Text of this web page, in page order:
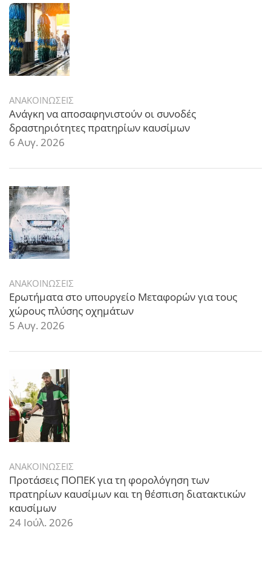
ΑΝΑΚΟΙΝΩΣΕΙΣ
Ανάγκη να αποσαφηνιστούν οι συνοδές
δραστηριότητες πρατηρίων καυσίμων
6 Αυγ. 2026
ΑΝΑΚΟΙΝΩΣΕΙΣ
Ερωτήματα στο υπουργείο Μεταφορών για τους
χώρους πλύσης οχημάτων
5 Αυγ. 2026
ΑΝΑΚΟΙΝΩΣΕΙΣ
Προτάσεις ΠΟΠΕΚ για τη φορολόγηση των
πρατηρίων καυσίμων και τη θέσπιση διατακτικών
καυσίμων
24 Ιούλ. 2026